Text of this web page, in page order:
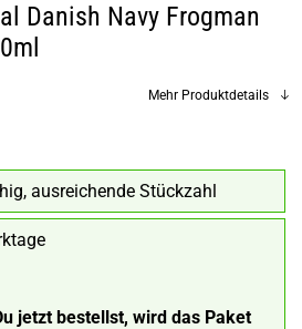
Danish Navy Frogman
Mehr Produktdetails
ausreichende Stückzahl
jetzt bestellst, wird das Paket